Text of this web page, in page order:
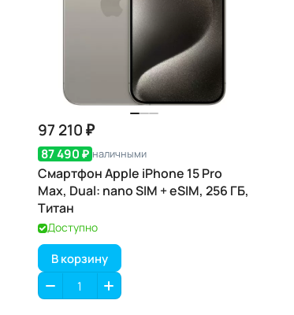
97 210 ₽
87 490 ₽ наличными
Смартфон Apple iPhone 15 Pro
Max, Dual: nano SIM + eSIM, 256 ГБ,
Титан
Доступно
В корзину